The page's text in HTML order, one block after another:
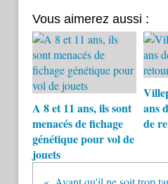
Vous aimerez aussi :
A 8 et 11 ans, ils sont
menacés de fichage
génétique pour vol de
jouets
ans
de